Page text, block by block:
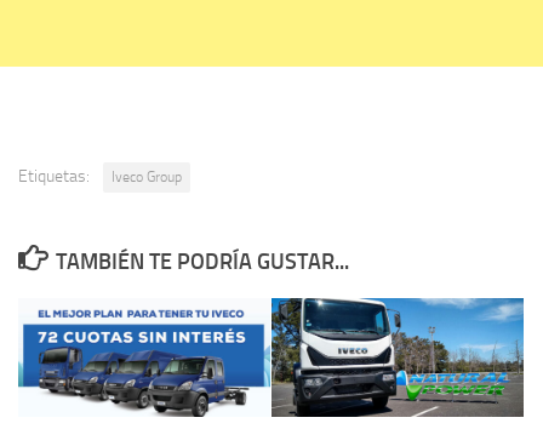
Etiquetas: Iveco Group
TAMBIÉN TE PODRÍA GUSTAR...